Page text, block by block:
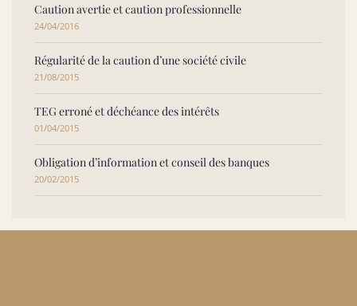
Caution avertie et caution professionnelle
24/04/2016
Régularité de la caution d’une société civile
21/08/2015
TEG erroné et déchéance des intérêts
01/04/2015
Obligation d’information et conseil des banques
20/02/2015